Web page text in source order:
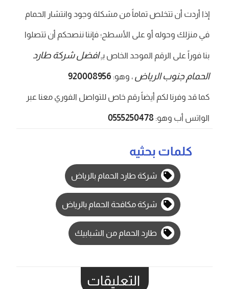
إذا أردت أن تتخلص تماماً من مشكلة وجود وانتشار الحمام
في منزلك وحوله أو على الأسطح؛ فإننا ننصحكم أن تتصلوا
بنا فوراً على الرقم الموحد الخاص بـِافضل شركة طارد
الحمام جنوب الرياض ، وهو: 920008956
كما قد وفرنا لكم أيضاً رقم خاص للتواصل الفوري معنا عبر
الواتس أب وهو: 0555250478
كلمات بحثيه
شركة طارد الحمام بالرياض
شركة مكافحة الحمام بالرياض
طارد الحمام من الشبابيك
التعليقات